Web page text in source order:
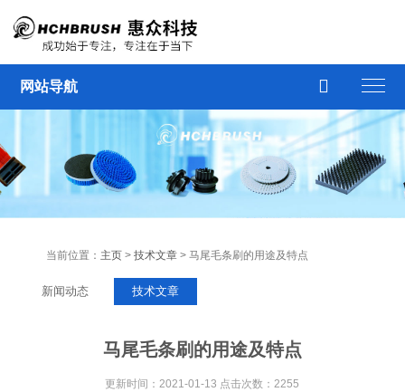
网站导航 
当前位置： 主页 >技术文章 > 马尾毛条刷的用途及特点
新闻动态 技术文章
马尾毛条刷的用途及特点
更新时间：2021-01-13 点击次数：2255